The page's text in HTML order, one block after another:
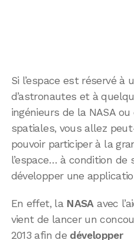
Si l’espace est réservé
d’astronautes et à
ingénieurs de la NASA ou
spatiales, vous allez
pouvoir participer à la
l’espace… à condition de
développer une
En effet, la NASA avec
vient de lancer un
2013 afin de développer